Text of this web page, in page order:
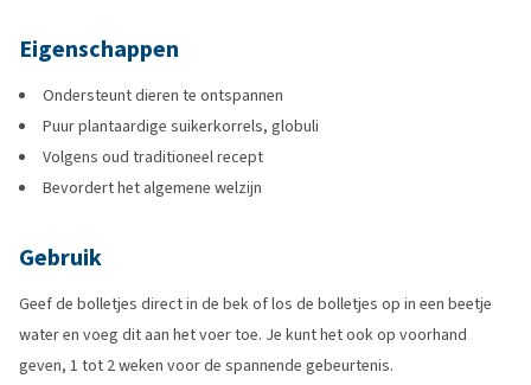
Eigenschappen
Ondersteunt dieren te ontspannen
Puur plantaardige suikerkorrels, globuli
Volgens oud traditioneel recept
Bevordert het algemene welzijn
Gebruik
Geef de bolletjes direct in de bek of los de bolletjes op in een beetje
water en voeg dit aan het voer toe. Je kunt het ook op voorhand
geven, 1 tot 2 weken voor de spannende gebeurtenis.